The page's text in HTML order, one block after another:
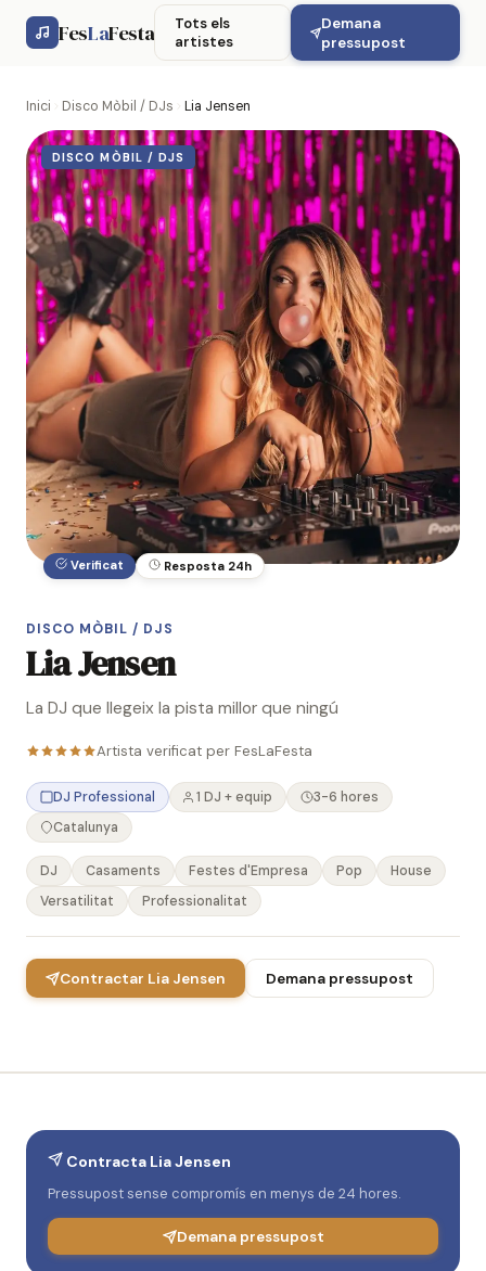
FesLaFesta
Tots els
artistes
Demana
pressupost
Inici Disco Mòbil / DJs Lia Jensen
DISCO MÒBIL / DJS
Verificat Resposta 24h
DISCO MÒBIL / DJS
Lia Jensen
La DJ que llegeix la pista millor que ningú
Artista verificat per FesLaFesta
DJ Professional 1 DJ + equip
3-6 hores
Catalunya
DJ Casaments Festes d'Empresa Pop
House
Versatilitat
Professionalitat
Contractar Lia Jensen Demana pressupost
Contracta Lia Jensen
Pressupost sense compromís en menys de 24 hores.
Demana pressupost